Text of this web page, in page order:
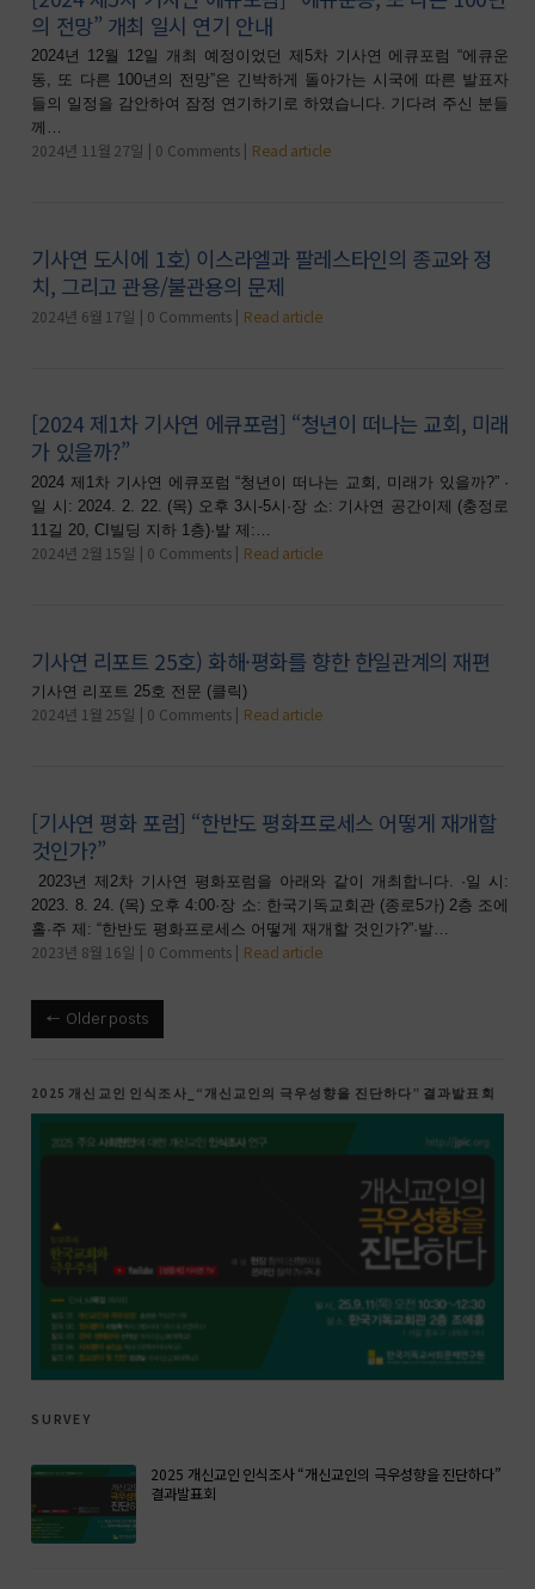
의 전망” 개최 일시 연기 안내
2024년 12월 12일 개최 예정이었던 제5차 기사연 에큐포럼 “에큐운
동, 또 다른 100년의 전망”은 긴박하게 돌아가는 시국에 따른 발표자
들의 일정을 감안하여 잠정 연기하기로 하였습니다. 기다려 주신 분들
께…
2024년 11월 27일 0 Comments Read article
기사연 도시에 1호) 이스라엘과 팔레스타인의 종교와 정
치, 그리고 관용/불관용의 문제
2024년 6월 17일 0 Comments Read article
[2024 제1차 기사연 에큐포럼] “청년이 떠나는 교회, 미래
가 있을까?”
2024 제1차 기사연 에큐포럼 “청년이 떠나는 교회, 미래가 있을까?” ·
일 시: 2024. 2. 22. (목) 오후 3시-5시·장 소: 기사연 공간이제 (충정로
11길 20, CI빌딩 지하 1층)·발 제:…
2024년 2월 15일 0 Comments Read article
기사연 리포트 25호) 화해·평화를 향한 한일관계의 재편
기사연 리포트 25호 전문 (클릭)
2024년 1월 25일 0 Comments Read article
[기사연 평화 포럼] “한반도 평화프로세스 어떻게 재개할
것인가?”
2023년 제2차 기사연 평화포럼을 아래와 같이 개최합니다. ·일 시:
2023. 8. 24. (목) 오후 4:00·장 소: 한국기독교회관 (종로5가) 2층 조에
홀·주 제: “한반도 평화프로세스 어떻게 재개할 것인가?”·발…
2023년 8월 16일 0 Comments Read article
Older posts
2025 개신교인 인식조사_“개신교인의 극우성향을 진단하다” 결과발표회
survey
2025 개신교인 인식조사 “개신교인의 극우성향을 진단하다”
결과발표회